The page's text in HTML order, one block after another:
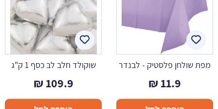
מפת שולחן פלסטיק - לבנדר
11.9
₪
שוקולד חלב לב כסף 1 ק"ג
109.9
₪